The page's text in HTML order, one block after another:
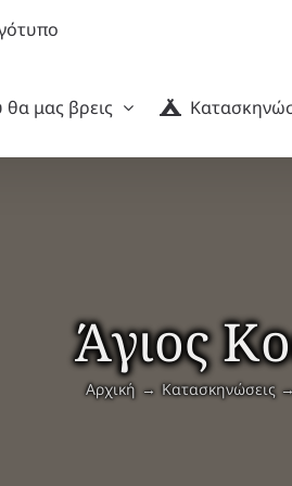
μας βρεις
Άγιος
Αρχική Κατασκηνώσεις